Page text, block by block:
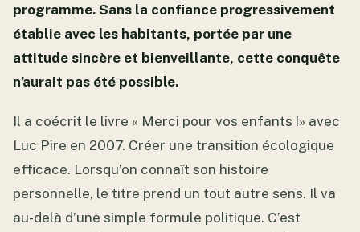
programme. Sans la confiance progressivement
établie avec les habitants, portée par une
attitude sincère et bienveillante, cette conquête
n’aurait pas été possible.
Il a coécrit le livre « Merci pour vos enfants !» avec
Luc Pire en 2007. Créer une transition écologique
efficace. Lorsqu’on connaît son histoire
personnelle, le titre prend un tout autre sens. Il va
au-delà d’une simple formule politique. C’est